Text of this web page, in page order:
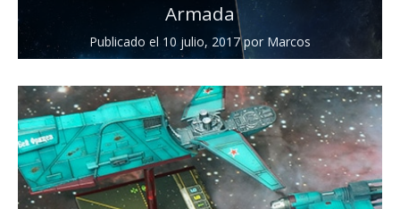
Armada
Publicado el 10 julio, 2017por Marcos